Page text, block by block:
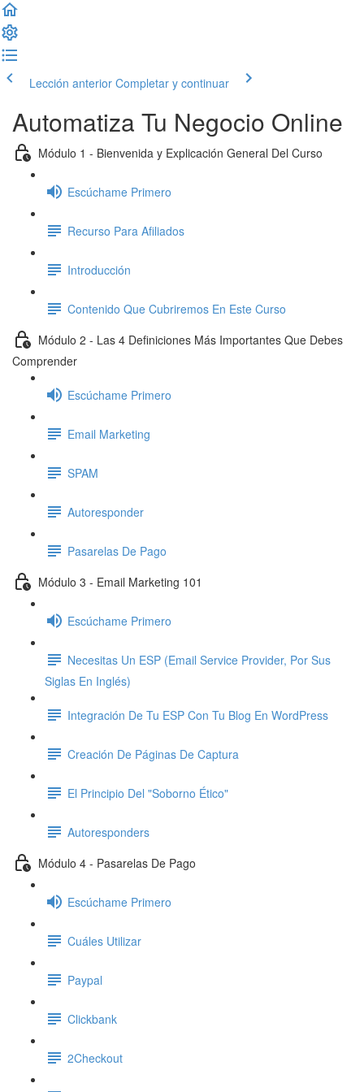
Lección anterior Completar y continuar
Automatiza Tu Negocio Online
Módulo 1 - Bienvenida y Explicación General Del Curso
Escúchame Primero
Recurso Para Afiliados
Introducción
Contenido Que Cubriremos En Este Curso
Módulo 2 - Las 4 Definiciones Más Importantes Que Debes
Comprender
Escúchame Primero
Email Marketing
SPAM
Autoresponder
Pasarelas De Pago
Módulo 3 - Email Marketing 101
Escúchame Primero
Necesitas Un ESP (Email Service Provider, Por Sus
Siglas En Inglés)
Integración De Tu ESP Con Tu Blog En WordPress
Creación De Páginas De Captura
El Principio Del "Soborno Ético"
Autoresponders
Módulo 4 - Pasarelas De Pago
Escúchame Primero
Cuáles Utilizar
Paypal
Clickbank
2Checkout